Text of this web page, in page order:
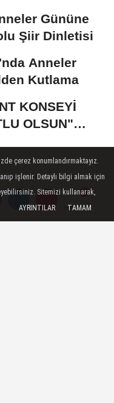
Yorumlar
Gününe
Şiir Dinletisi
Anneler
Kutlama
KONSEYİ
OLSUN"
Yorumlar
çerez konumlandırmaktayız.
işlenir. Detaylı bilgi almak için
Sitemizi kullanarak,
AYRINTILAR TAMAM